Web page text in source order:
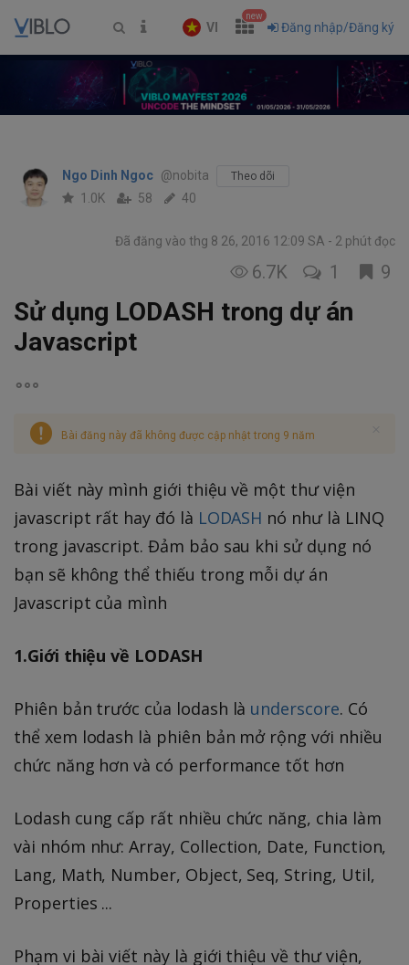
VI
new
Đăng nhập/Đăng ký
Ngo Dinh Ngoc @nobita Theo dõi
1.0K 58 40
Đã đăng vào thg 8 26, 2016 12:09 SA 2 phút đọc
6.7K 1 9
Sử dụng LODASH trong dự án
Javascript
Bài đăng này đã không được cập nhật trong 9 năm
Bài viết này mình giới thiệu về một thư viện
javascript rất hay đó là LODASH nó như là LINQ
trong javascript. Đảm bảo sau khi sử dụng nó
bạn sẽ không thể thiếu trong mỗi dự án
Javascript của mình
1.Giới thiệu về LODASH
Phiên bản trước của lodash là underscore. Có
thể xem lodash là phiên bản mở rộng với nhiều
chức năng hơn và có performance tốt hơn
Lodash cung cấp rất nhiều chức năng, chia làm
vài nhóm như: Array, Collection, Date, Function,
Lang, Math, Number, Object, Seq, String, Util,
Properties ...
Phạm vi bài viết này là giới thiệu về thư viện,